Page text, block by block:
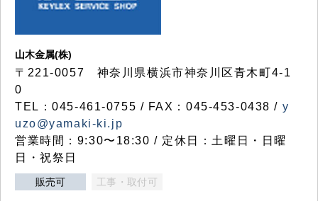
山木金属(株)
〒221-0057 神奈川県横浜市神奈川区青木町4-1
0
TEL：045-461-0755 / FAX：045-453-0438 / y
uzo@yamaki-ki.jp
営業時間：9:30〜18:30 / 定休日：土曜日・日曜
日・祝祭日
販売可 工事・取付可